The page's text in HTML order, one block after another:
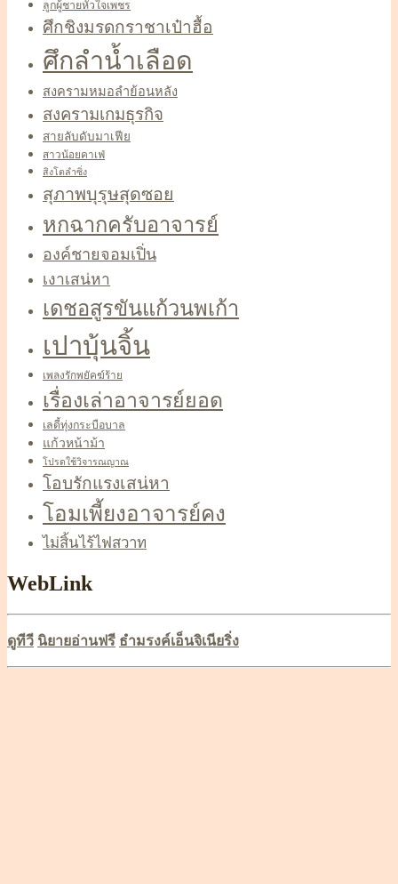
ลูกผู้ชายหัวใจเพชร
ศึกชิงมรดกราชาเป๋าฮื้อ
ศึกลำน้ำเลือด
สงครามหมอลำย้อนหลัง
สงครามเกมธุรกิจ
สายลับดับมาเฟีย
สาวน้อยคาเฟ่
สิงโตลำซิ่ง
สุภาพบุรุษสุดซอย
หกฉากครับอาจารย์
องค์ชายจอมเปิ่น
เงาเสน่หา
เดชอสูรขันแก้วนพเก้า
เปาบุ้นจิ้น
เพลงรักพยัคฆ์ร้าย
เรื่องเล่าอาจารย์ยอด
เลดี้ทุ่งกระบือบาล
แก้วหน้าม้า
โปรดใช้วิจารณญาณ
โอบรักแรงเสน่หา
โอมเพี้ยงอาจารย์คง
ไม่สิ้นไร้ไฟสวาท
WebLink
ดูทีวี นิยายอ่านฟรี ธำมรงค์เอ็นจิเนียริ่ง